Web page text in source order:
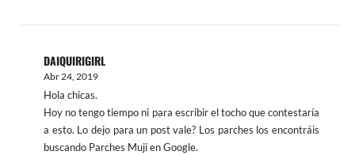
DAIQUIRIGIRL
Abr 24, 2019
Hola chicas.
Hoy no tengo tiempo ni para escribir el tocho que contestaría
a esto. Lo dejo para un post vale? Los parches los encontráis
buscando Parches Muji en Google.